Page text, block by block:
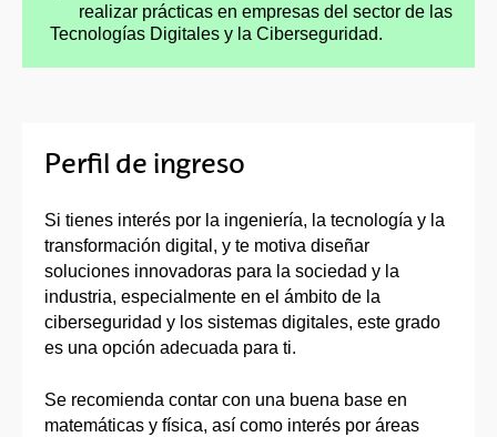
realizar prácticas en empresas del sector de las
Tecnologías Digitales y la Ciberseguridad.
Perfil de ingreso
Si tienes interés por la ingeniería, la tecnología y la
transformación digital, y te motiva diseñar
soluciones innovadoras para la sociedad y la
industria, especialmente en el ámbito de la
ciberseguridad y los sistemas digitales, este grado
es una opción adecuada para ti.
Se recomienda contar con una buena base en
matemáticas y física, así como interés por áreas